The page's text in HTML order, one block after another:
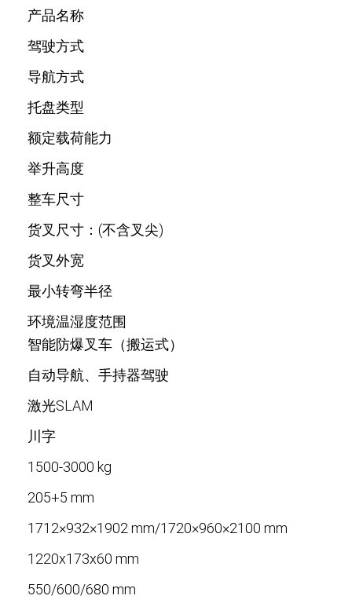
产品名称
驾驶方式
导航方式
托盘类型
额定载荷能力
举升高度
整车尺寸
货叉尺寸：(不含叉尖)
货叉外宽
最小转弯半径
环境温湿度范围
智能防爆叉车（搬运式）
自动导航、手持器驾驶
激光SLAM
川字
1500-3000 kg
205+5 mm
1712×932×1902 mm/1720×960×2100 mm
1220x173x60 mm
550/600/680 mm